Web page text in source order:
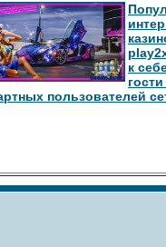
к
пользователей